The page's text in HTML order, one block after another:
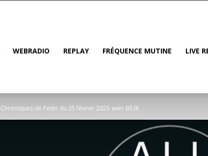
WEBRADIO REPLAY FRÉQUENCE MUTINE LIVE
Chroniques de Peter du 25 février 2025 avec BÏUR